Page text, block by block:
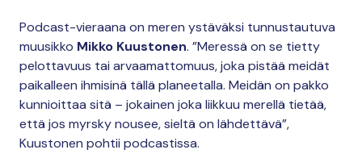
Podcast-vieraana on meren ystäväksi tunnustautuva
muusikko Mikko Kuustonen. ”Meressä on se tietty
pelottavuus tai arvaamattomuus, joka pistää meidät
paikalleen ihmisinä tällä planeetalla. Meidän on pakko
kunnioittaa sitä – jokainen joka liikkuu merellä tietää,
että jos myrsky nousee, sieltä on lähdettävä”,
Kuustonen pohtii podcastissa.